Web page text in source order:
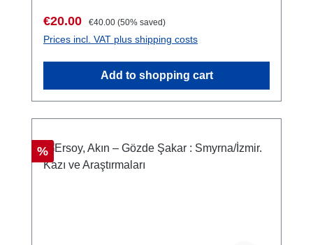
Sale price:
€20.00 Regular price:
€40.00 (50% saved)
Prices incl. VAT plus shipping costs
Add to shopping cart
Discount
%